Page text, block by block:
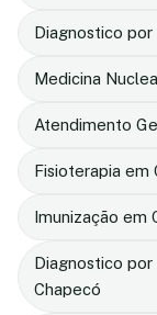
Diagnostico
Medicina
Atendimento
Fisioterapia em
Imunização em
Diagnostico
Chapecó